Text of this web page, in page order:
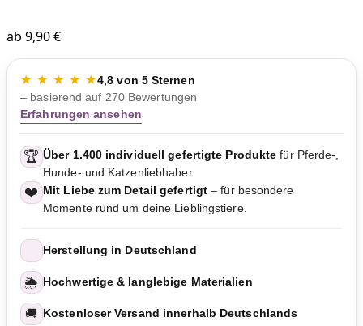
ab 9,90€
★ ★ ★ ★ ★4,8 von 5 Sternen
– basierend auf 270 Bewertungen
Erfahrungen ansehen
🏆 Über 1.400 individuell gefertigte Produkte für Pferde-,
Hunde- und Katzenliebhaber.
❤️ Mit Liebe zum Detail gefertigt – für besondere
Momente rund um deine Lieblingstiere.
Herstellung in Deutschland
🌦️ Hochwertige & langlebige Materialien
🚚 Kostenloser Versand innerhalb Deutschlands